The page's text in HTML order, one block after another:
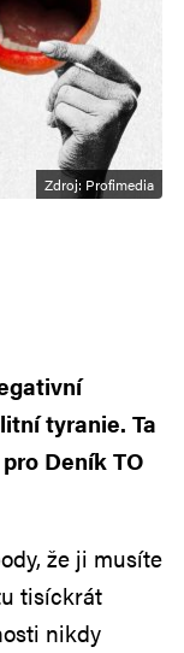
Zdroj: Profimedia
tyranie. Ta
Deník TO
že ji musíte
tisíckrát
nikdy